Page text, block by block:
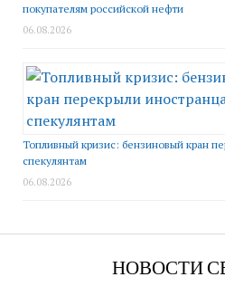
покупателям российской нефти
06.08.2026
Топливный кризис: бензиновый кран
спекулянтам
06.08.2026
НОВОСТИ